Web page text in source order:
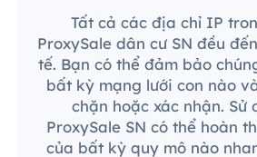
Tất cả các địa chỉ IP
ProxySale dân cư SN đều
tế. Bạn có thể đảm bảo
bất kỳ mạng lưới con nào
chặn hoặc xác nhận. Sử
ProxySale SN có thể hoàn
của bất kỳ quy mô nào